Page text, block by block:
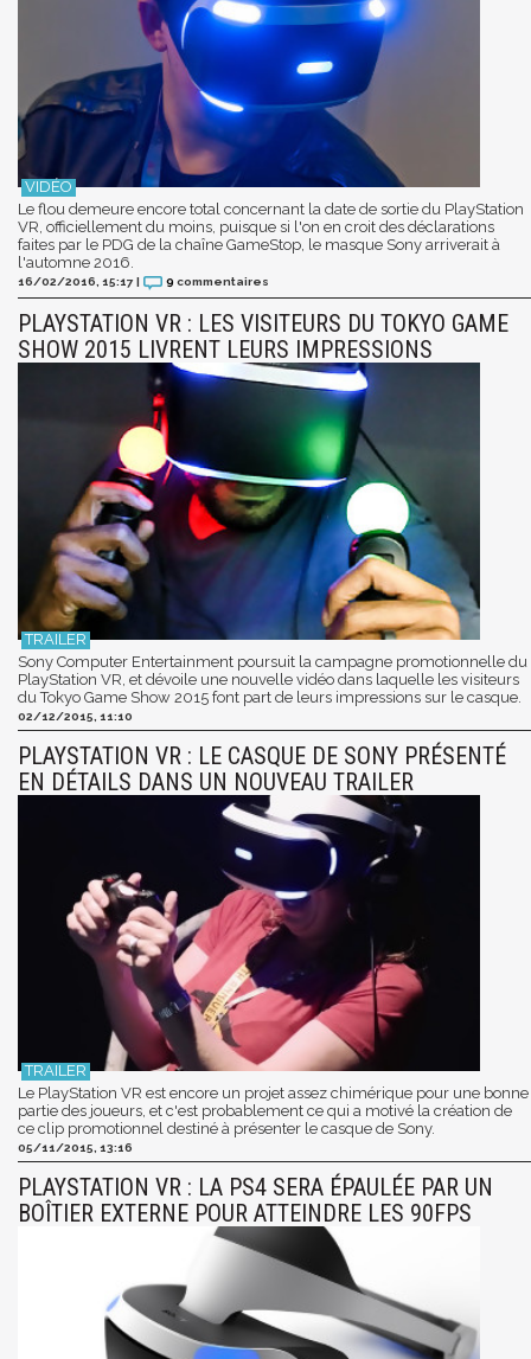
Le flou demeure encore total concernant la date de sortie du PlayStation
VR, officiellement du moins, puisque si l'on en croit des déclarations
faites par le PDG de la chaîne GameStop, le masque Sony arriverait à
l'automne 2016.
16/02/2016, 15:17 | 9 commentaires
PLAYSTATION VR : LES VISITEURS DU TOKYO GAME
SHOW 2015 LIVRENT LEURS IMPRESSIONS
Sony Computer Entertainment poursuit la campagne promotionnelle du
PlayStation VR, et dévoile une nouvelle vidéo dans laquelle les visiteurs
du Tokyo Game Show 2015 font part de leurs impressions sur le casque.
02/12/2015, 11:10
PLAYSTATION VR : LE CASQUE DE SONY PRÉSENTÉ
EN DÉTAILS DANS UN NOUVEAU TRAILER
Le PlayStation VR est encore un projet assez chimérique pour une bonne
partie des joueurs, et c'est probablement ce qui a motivé la création de
ce clip promotionnel destiné à présenter le casque de Sony.
05/11/2015, 13:16
PLAYSTATION VR : LA PS4 SERA ÉPAULÉE PAR UN
BOÎTIER EXTERNE POUR ATTEINDRE LES 90FPS